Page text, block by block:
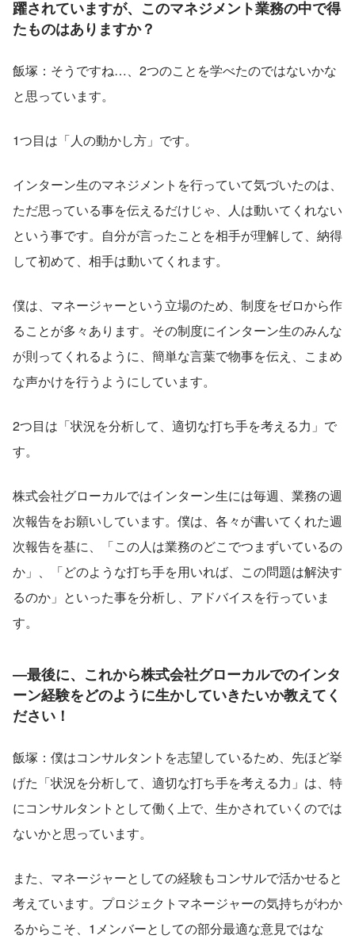
躍されていますが、このマネジメント業務の中で得
たものはありますか？
飯塚：そうですね…、2つのことを学べたのではないかな
と思っています。
1つ目は「人の動かし方」です。
インターン生のマネジメントを行っていて気づいたのは、
ただ思っている事を伝えるだけじゃ、人は動いてくれない
という事です。自分が言ったことを相手が理解して、納得
して初めて、相手は動いてくれます。
僕は、マネージャーという立場のため、制度をゼロから作
ることが多々あります。その制度にインターン生のみんな
が則ってくれるように、簡単な言葉で物事を伝え、こまめ
な声かけを行うようにしています。
2つ目は「状況を分析して、適切な打ち手を考える力」で
す。
株式会社グローカルではインターン生には毎週、業務の週
次報告をお願いしています。僕は、各々が書いてくれた週
次報告を基に、「この人は業務のどこでつまずいているの
か」、「どのような打ち手を用いれば、この問題は解決す
るのか」といった事を分析し、アドバイスを行っていま
す。
―最後に、これから株式会社グローカルでのインタ
ーン経験をどのように生かしていきたいか教えてく
ださい！
飯塚：僕はコンサルタントを志望しているため、先ほど挙
げた「状況を分析して、適切な打ち手を考える力」は、特
にコンサルタントとして働く上で、生かされていくのでは
ないかと思っています。
また、マネージャーとしての経験もコンサルで活かせると
考えています。プロジェクトマネージャーの気持ちがわか
るからこそ、1メンバーとしての部分最適な意見ではな